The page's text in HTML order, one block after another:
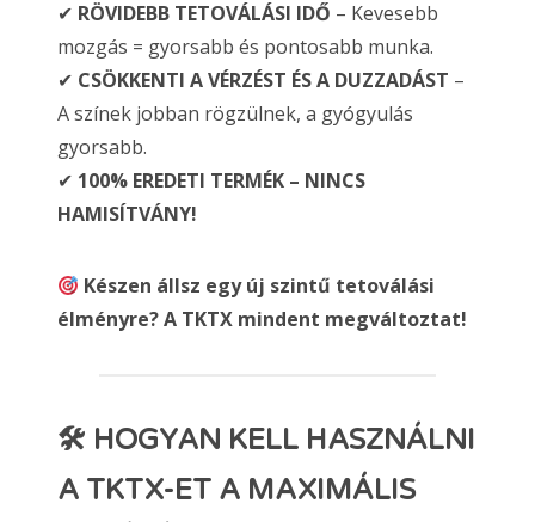
✔ RÖVIDEBB TETOVÁLÁSI IDŐ – Kevesebb
mozgás = gyorsabb és pontosabb munka.
✔ CSÖKKENTI A VÉRZÉST ÉS A DUZZADÁST –
A színek jobban rögzülnek, a gyógyulás
gyorsabb.
✔ 100% EREDETI TERMÉK – NINCS
HAMISÍTVÁNY!
Készen állsz egy új szintű tetoválási
élményre? A TKTX mindent megváltoztat!
🛠 HOGYAN KELL HASZNÁLNI
A TKTX-ET A MAXIMÁLIS